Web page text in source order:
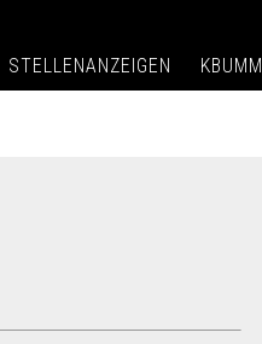
STELLENANZEIGEN KBUMM